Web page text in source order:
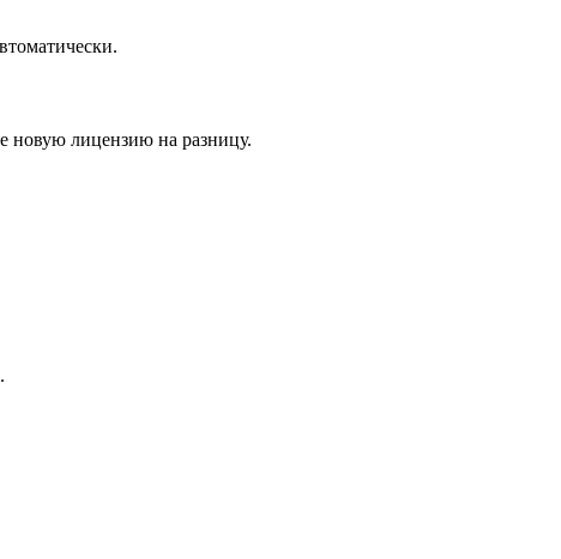
новую лицензию на разницу.